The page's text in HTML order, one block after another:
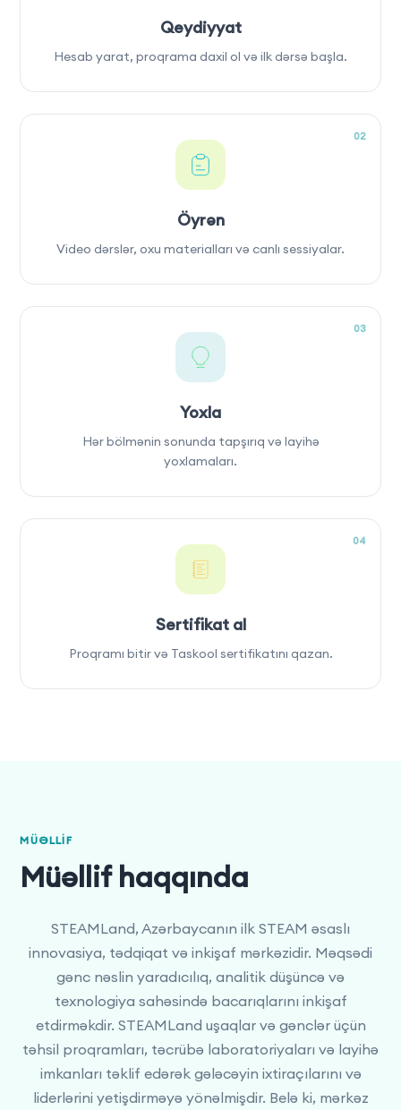
Qeydiyyat
Hesab yarat, proqrama daxil ol və ilk dərsə başla.
02
Öyrən
Video dərslər, oxu materialları və canlı sessiyalar.
03
Yoxla
Hər bölmənin sonunda tapşırıq və layihə
yoxlamaları.
04
Sertifikat al
Proqramı bitir və Taskool sertifikatını qazan.
MÜƏLLIF
Müəllif haqqında
STEAMLand, Azərbaycanın ilk STEAM əsaslı
innovasiya, tədqiqat və inkişaf mərkəzidir. Məqsədi
gənc nəslin yaradıcılıq, analitik düşüncə və
texnologiya sahəsində bacarıqlarını inkişaf
etdirməkdir. STEAMLand uşaqlar və gənclər üçün
təhsil proqramları, təcrübə laboratoriyaları və layihə
imkanları təklif edərək gələcəyin ixtiraçılarını və
liderlərini yetişdirməyə yönəlmişdir. Belə ki, mərkəz